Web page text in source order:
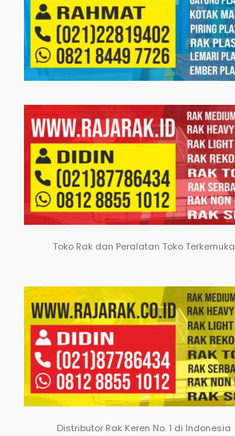
Toko Rak dan Peralatan Toko Terkemuka
Distributor Rak Keren No. 1 di Indonesia